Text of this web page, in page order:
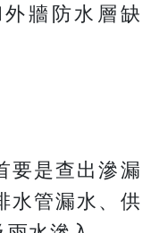
牆防水層缺
要是查出滲漏
水管漏水、供